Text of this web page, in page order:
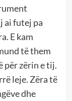
ai futej pa
E kam
të them
për zërin e tij.
leje. Zëra të
dhe